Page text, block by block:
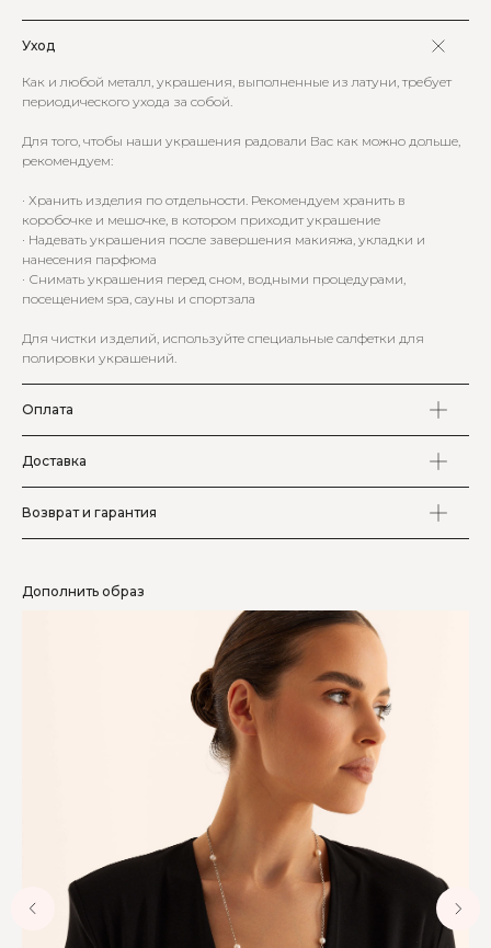
Уход
Как и любой металл, украшения, выполненные из латуни, требует
периодического ухода за собой.
Для того, чтобы наши украшения радовали Вас как можно дольше,
рекомендуем:
· Хранить изделия по отдельности. Рекомендуем хранить в
коробочке и мешочке, в котором приходит украшение
· Надевать украшения после завершения макияжа, укладки и
нанесения парфюма
· Снимать украшения перед сном, водными процедурами,
посещением spa, сауны и спортзала
Для чистки изделий, используйте специальные салфетки для
полировки украшений.
Оплата
Доставка
Возврат и гарантия
Дополнить образ